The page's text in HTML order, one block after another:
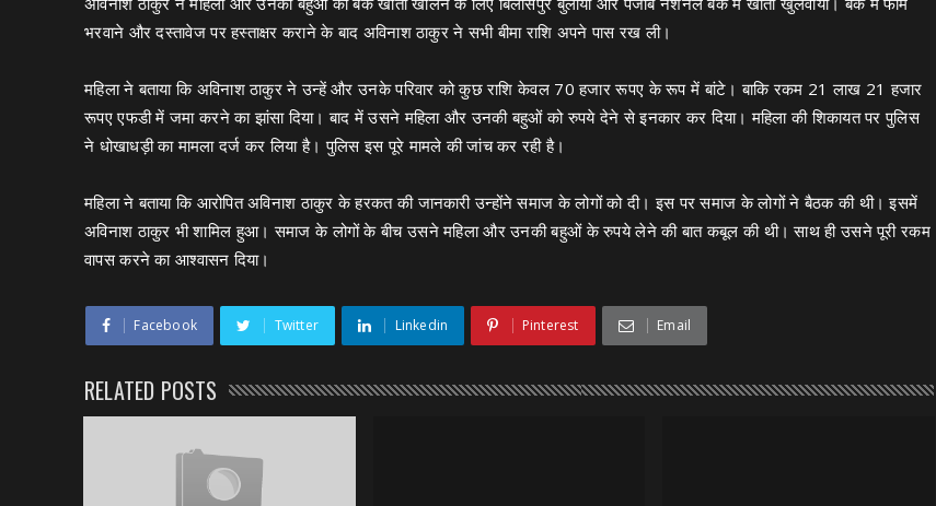
भरवाने और दस्तावेज पर हस्ताक्षर कराने के बाद अविनाश ठाकुर ने सभी बीमा राशि अपने पास रख ली।
महिला ने बताया कि अविनाश ठाकुर ने उन्हें और उनके परिवार को कुछ राशि केवल 70 हजार रूपए के रूप में बांटे। बाकि रकम 21 लाख 21 हजार
रूपए एफडी में जमा करने का झांसा दिया। बाद में उसने महिला और उनकी बहुओं को रुपये देने से इनकार कर दिया। महिला की शिकायत पर पुलिस
ने धोखाधड़ी का मामला दर्ज कर लिया है। पुलिस इस पूरे मामले की जांच कर रही है।
महिला ने बताया कि आरोपित अविनाश ठाकुर के हरकत की जानकारी उन्होंने समाज के लोगों को दी। इस पर समाज के लोगों ने बैठक की थी। इसमें
अविनाश ठाकुर भी शामिल हुआ। समाज के लोगों के बीच उसने महिला और उनकी बहुओं के रुपये लेने की बात कबूल की थी। साथ ही उसने पूरी रकम
वापस करने का आश्वासन दिया।
Facebook Twitter Linkedin Pinterest Email
RELATED POSTS